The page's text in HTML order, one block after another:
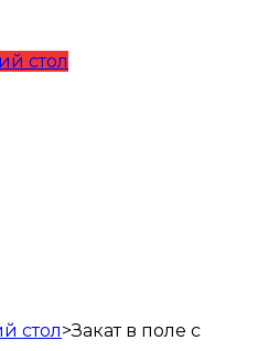
стол
стол>Закат в поле с